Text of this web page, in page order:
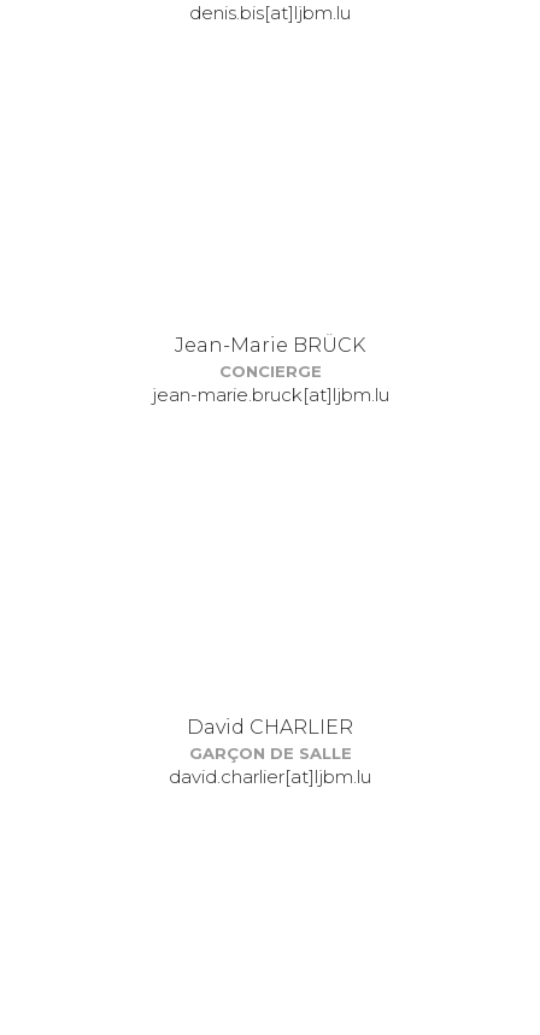
denis.bis[at]ljbm.lu
Jean-Marie BRÜCK
CONCIERGE
jean-marie.bruck[at]ljbm.lu
David CHARLIER
GARÇON DE SALLE
david.charlier[at]ljbm.lu